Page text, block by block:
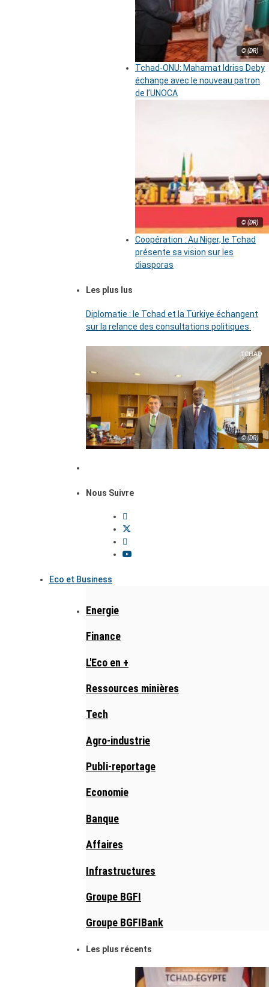
© (DR)
Tchad-ONU: Mahamat Idriss Deby
échange avec le nouveau patron
de l’UNOCA
© (DR)
Coopération : Au Niger, le Tchad
présente sa vision sur les
diasporas
Les plus lus
Diplomatie : le Tchad et la Türkiye échangent
sur la relance des consultations politiques
© (DR)
Nous Suivre
Eco et Business
Energie
Finance
L'Eco en +
Ressources minières
Tech
Agro-industrie
Publi-reportage
Economie
Banque
Affaires
Infrastructures
Groupe BGFI
Groupe BGFIBank
Les plus récents